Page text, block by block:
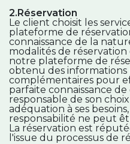
2.Réservation
Le client choisit les
plateforme de
connaissance de la
modalités de réservation
notre plateforme de
obtenu des informations
complémentaires pour
parfaite connaissance de
responsable de son
adéquation à ses
responsabilité ne peut
La réservation est
l'issue du processus de